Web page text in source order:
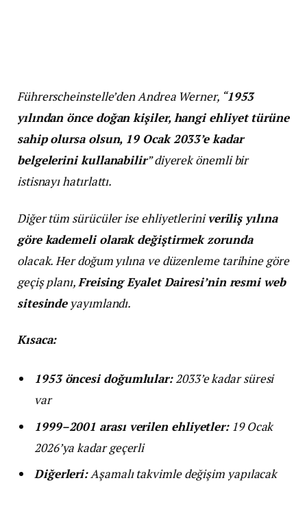
Führerscheinstelle’den Andrea Werner, “1953
yılından önce doğan kişiler, hangi ehliyet türüne
sahip olursa olsun, 19 Ocak 2033’e kadar
belgelerini kullanabilir” diyerek önemli bir
istisnayı hatırlattı.
Diğer tüm sürücüler ise ehliyetleriniveriliş yılına
göre kademeli olarak değiştirmek zorunda
olacak. Her doğum yılına ve düzenleme tarihine göre
geçiş planı, Freising Eyalet Dairesi’nin resmi web
sitesindeyayımlandı.
Kısaca:
1953 öncesi doğumlular:2033’e kadar süresi
var
1999–2001 arası verilen ehliyetler:19 Ocak
2026’ya kadar geçerli
Diğerleri:Aşamalı takvimle değişim yapılacak